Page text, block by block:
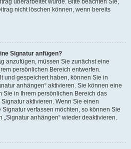
überarbeitet wurde. Bitte beachten Sie,
nicht löschen können, wenn bereits
Signatur anfügen?
anzufügen, müssen Sie zunächst eine
persönlichen Bereich entwerfen.
und gespeichert haben, können Sie in
anhängen“ aktivieren. Sie können eine
Sie in Ihrem persönlichen Bereich das
aktivieren. Wenn Sie einen
verfassen möchten, so können Sie
„Signatur anhängen“ wieder deaktivieren.